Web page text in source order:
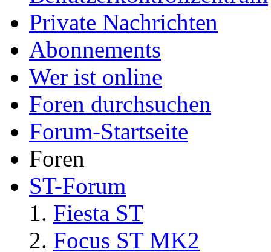
Private Nachrichten
Abonnements
Wer ist online
Foren durchsuchen
Forum-Startseite
Foren
ST-Forum
Fiesta ST
Focus ST MK2